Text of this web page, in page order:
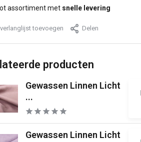
assortiment met snelle levering
toevoegen Delen
producten
Gewassen Linnen Licht
...
Gewassen Linnen Licht